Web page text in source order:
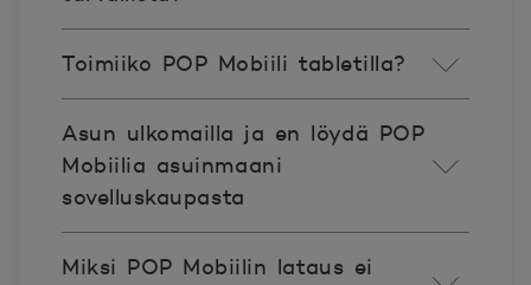
Toimiiko POP Mobiili tabletilla?
Asun ulkomailla ja en löydä POP
Mobiilia asuinmaani
sovelluskaupasta
Miksi POP Mobiilin lataus ei